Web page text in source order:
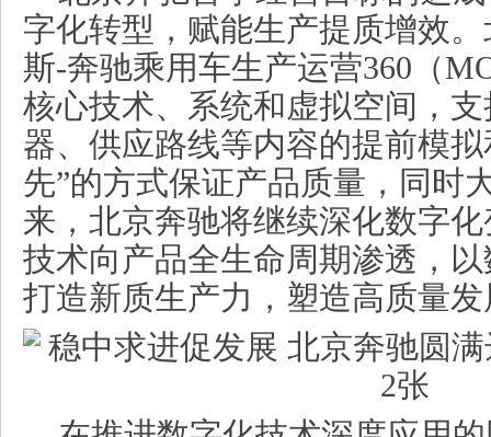
字化转型，赋能生产提质增效
斯-奔驰乘用车生产运营360（
核心技术、系统和虚拟空间，
器、供应路线等内容的提前模
先”的方式保证产品质量，同时
来，北京奔驰将继续深化数字
技术向产品全生命周期渗透，
打造新质生产力，塑造高质量